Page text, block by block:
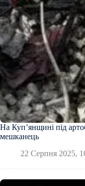
На Купʼянщині під
мешканець
22 Серпня 2025,